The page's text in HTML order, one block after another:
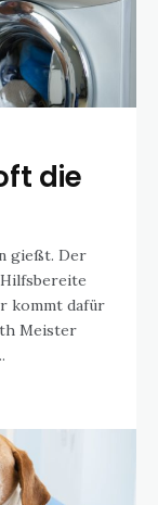
die
gießt. Der
kommt dafür